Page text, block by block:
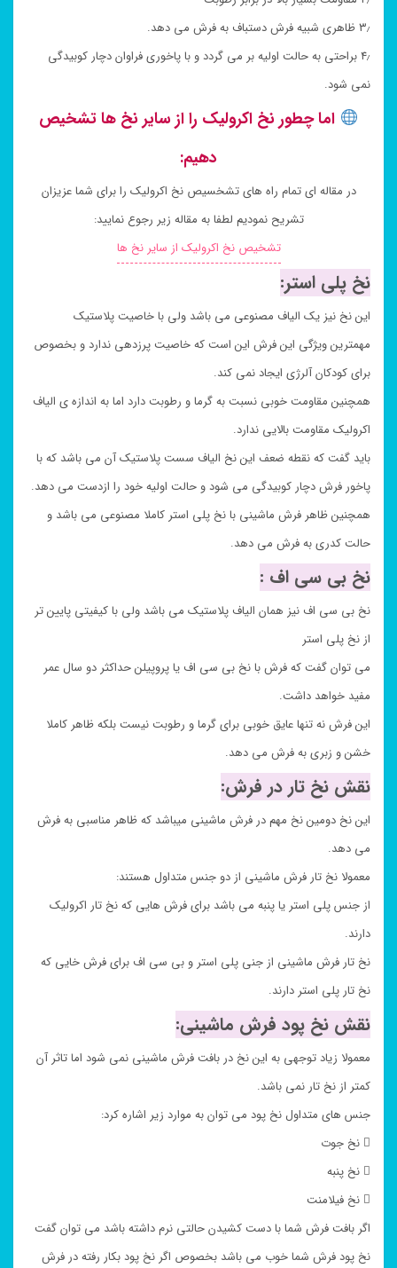
۳٫ ظاهری شبیه فرش دستباف به فرش می دهد.
۴٫ براحتی به حالت اولیه بر می گردد و با پاخوری فراوان دچار کوبیدگی
نمی شود.
اما چطور نخ اکرولیک را از سایر نخ ها تشخیص
دهیم:
در مقاله ای تمام راه های تشخسیص نخ اکرولیک را برای شما عزیزان
تشریح نمودیم لطفا به مقاله زیر رجوع نمایید:
تشخیص نخ اکرولیک از سایر نخ ها
نخ پلی استر:
این نخ نیز یک الیاف مصنوعی می باشد ولی با خاصیت پلاستیک
مهمترین ویژگی این فرش این است که خاصیت پرزدهی ندارد و بخصوص
برای کودکان آلرژی ایجاد نمی کند.
همچنین مقاومت خوبی نسبت به گرما و رطوبت دارد اما به اندازه ی الیاف
اکرولیک مقاومت بالایی ندارد.
باید گفت که نقطه ضعف این نخ الیاف سست پلاستیک آن می باشد که با
پاخور فرش دچار کوبیدگی می شود و حالت اولیه خود را ازدست می دهد.
همچنین ظاهر فرش ماشینی با نخ پلی استر کاملا مصنوعی می باشد و
حالت کدری به فرش می دهد.
نخ بی سی اف :
نخ بی سی اف نیز همان الیاف پلاستیک می باشد ولی با کیفیتی پایین تر
از نخ پلی استر
می توان گفت که فرش با نخ بی سی اف یا پروپیلن حداکثر دو سال عمر
مفید خواهد داشت.
این فرش نه تنها عایق خوبی برای گرما و رطوبت نیست بلکه ظاهر کاملا
خشن و زبری به فرش می دهد.
نقش نخ تار در فرش:
این نخ دومین نخ مهم در فرش ماشینی میباشد که ظاهر مناسبی به فرش
می دهد.
معمولا نخ تار فرش ماشینی از دو جنس متداول هستند:
از جنس پلی استر یا پنبه می باشد برای فرش هایی که نخ تار اکرولیک
دارند.
نخ تار فرش ماشینی از جنی پلی استر و بی سی اف برای فرش خایی که
نخ تار پلی استر دارند.
نقش نخ پود فرش ماشینی:
معمولا زیاد توجهی به این نخ در بافت فرش ماشینی نمی شود اما تاثر آن
کمتر از نخ تار نمی باشد.
جنس های متداول نخ پود می توان به موارد زیر اشاره کرد:
 نخ جوت
 نخ پنبه
 نخ فیلامنت
اگر بافت فرش شما با دست کشیدن حالتی نرم داشته باشد می توان گفت
نخ پود فرش شما خوب می باشد بخصوص اگر نخ پود بکار رفته در فرش